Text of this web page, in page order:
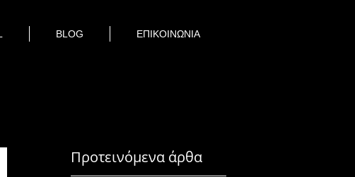
Προτεινόμενα άρθα
BLOG ΕΠΙΚΟΙΝΩΝΙΑ